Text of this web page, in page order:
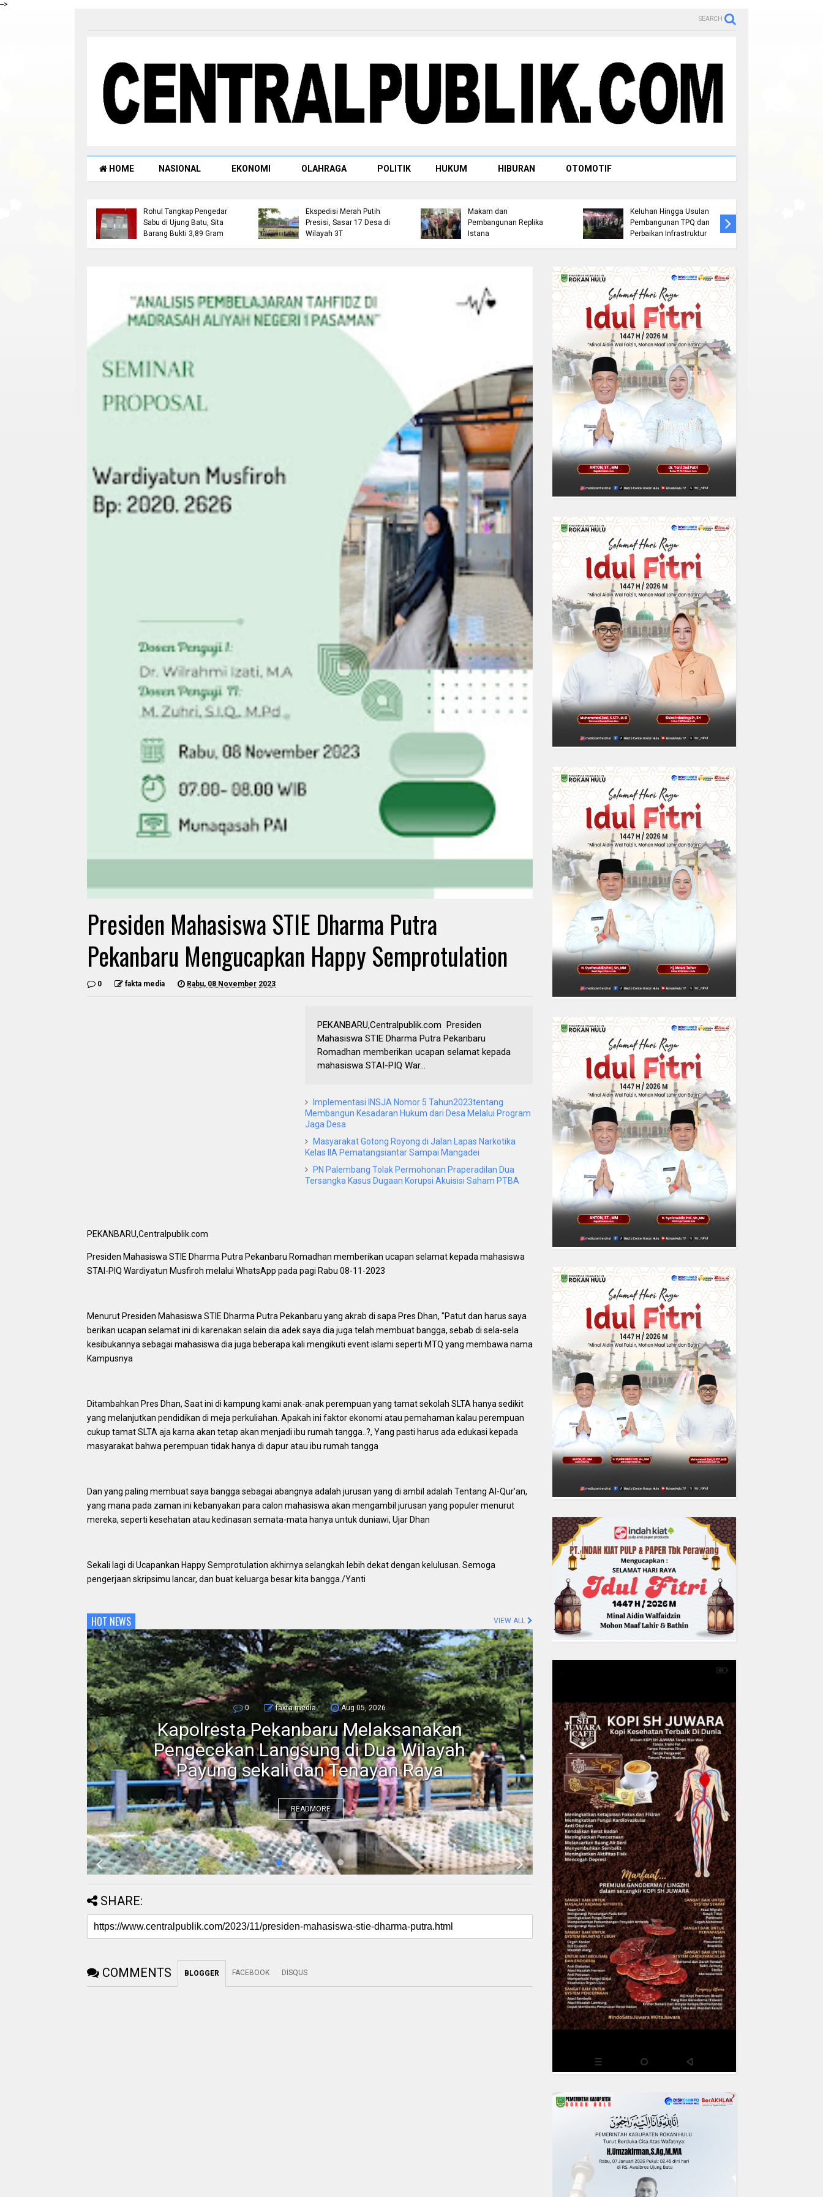
-->
SEARCH
HOME NASIONAL EKONOMI OLAHRAGA POLITIK HUKUM HIBURAN OTOMOTIF
Rohul Tangkap Pengedar
Sabu di Ujung Batu, Sita
Barang Bukti 3,89 Gram
Ekspedisi Merah Putih
Presisi, Sasar 17 Desa di
Wilayah 3T
Raja Rambah dr. H.
Makam dan
Pembangunan Replika
Istana
Keluhan Hingga Usulan
Pembangunan TPQ dan
Perbaikan Infrastruktur
Presiden Mahasiswa STIE Dharma Putra
Pekanbaru Mengucapkan Happy Semprotulation
0 fakta media Rabu, 08 November 2023
PEKANBARU,Centralpublik.com Presiden
Mahasiswa STIE Dharma Putra Pekanbaru
Romadhan memberikan ucapan selamat kepada
mahasiswa STAI-PIQ War...
Implementasi INSJA Nomor 5 Tahun2023tentang
Membangun Kesadaran Hukum dari Desa Melalui Program
Jaga Desa
Masyarakat Gotong Royong di Jalan Lapas Narkotika
Kelas IIA Pematangsiantar Sampai Mangadei
PN Palembang Tolak Permohonan Praperadilan Dua
Tersangka Kasus Dugaan Korupsi Akuisisi Saham PTBA
PEKANBARU,Centralpublik.com
Presiden Mahasiswa STIE Dharma Putra Pekanbaru Romadhan memberikan ucapan selamat kepada mahasiswa
STAI-PIQ Wardiyatun Musfiroh melalui WhatsApp pada pagi Rabu 08-11-2023
Menurut Presiden Mahasiswa STIE Dharma Putra Pekanbaru yang akrab di sapa Pres Dhan, "Patut dan harus saya
berikan ucapan selamat ini di karenakan selain dia adek saya dia juga telah membuat bangga, sebab di sela-sela
kesibukannya sebagai mahasiswa dia juga beberapa kali mengikuti event islami seperti MTQ yang membawa nama
Kampusnya
Ditambahkan Pres Dhan, Saat ini di kampung kami anak-anak perempuan yang tamat sekolah SLTA hanya sedikit
yang melanjutkan pendidikan di meja perkuliahan. Apakah ini faktor ekonomi atau pemahaman kalau perempuan
cukup tamat SLTA aja karna akan tetap akan menjadi ibu rumah tangga..?, Yang pasti harus ada edukasi kepada
masyarakat bahwa perempuan tidak hanya di dapur atau ibu rumah tangga
Dan yang paling membuat saya bangga sebagai abangnya adalah jurusan yang di ambil adalah Tentang Al-Qur'an,
yang mana pada zaman ini kebanyakan para calon mahasiswa akan mengambil jurusan yang populer menurut
mereka, seperti kesehatan atau kedinasan semata-mata hanya untuk duniawi, Ujar Dhan
Sekali lagi di Ucapankan Happy Semprotulation akhirnya selangkah lebih dekat dengan kelulusan. Semoga
pengerjaan skripsimu lancar, dan buat keluarga besar kita bangga./Yanti
HOT NEWS VIEW ALL
0 fakta media Aug 05, 2026
Kapolresta Pekanbaru Melaksanakan
Pengecekan Langsung di Dua Wilayah
Payung sekali dan Tenayan Raya
READMORE
0 fakta media
Bicara di Forum IMT-GT,
Kerusakan Lingkungan
Menjadi Ancaman
SHARE:
COMMENTS BLOGGER FACEBOOK DISQUS